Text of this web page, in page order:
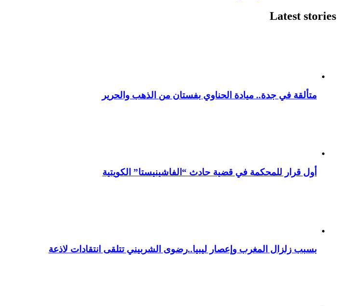
Latest stories
متألقة في جدة.. ميادة الحناوي بفستان من الذهب والحرير
أول قرار للمحكمة في قضية حادث “الفاشينيستا” الكويتية
بسبب زلزال المغرب وإعصار ليبيا..رضوى الشربيني تتلقى انتقادات لاذعة